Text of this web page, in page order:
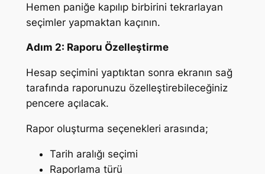
Hemen paniğe kapılıp birbirini tekrarlayan
seçimler yapmaktan kaçının.
Adım 2: Raporu Özelleştirme
Hesap seçimini yaptıktan sonra ekranın sağ
tarafında raporunuzu özelleştirebileceğiniz
pencere açılacak.
Rapor oluşturma seçenekleri arasında;
Tarih aralığı seçimi
Raporlama türü